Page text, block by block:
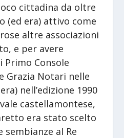
cittadina da oltre
(ed era) attivo come
altre associazioni
e per avere
Console
Grazia Notari nelle
nell’edizione 1990
castellamontese,
era stato scelto
sembianze al Re